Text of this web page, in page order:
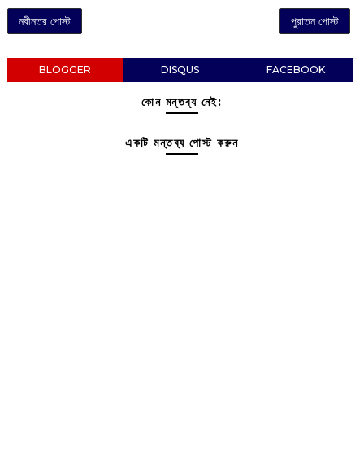
নবীনতর পোস্ট পুরাতন পোস্ট
BLOGGER DISQUS FACEBOOK
কোন মন্তব্য নেই:
একটি মন্তব্য পোস্ট করুন